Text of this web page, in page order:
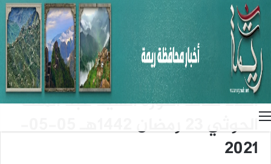
القائمة
الرئيسية أخبار عاجلة
أخبار عاجلة الأخبار ثقافة ودين خطابات قائد الثورة صحة
النص الكامل للمحاضرة الرمضانية
الـ22 لقائد الثورة السيد عبد الملك
الحوثي 23 رمضان 1442هـ 05-05-
2021